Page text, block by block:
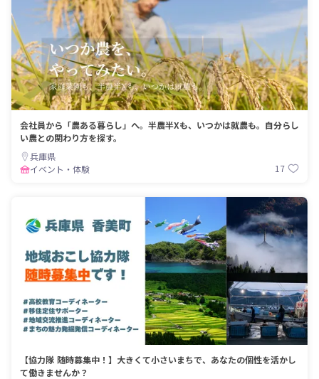
会社員から「農ある暮らし」へ。半農半Xも、いつかは就農も。自分らし
い農との関わり方を探す。
兵庫県
イベント・体験
17
【協力隊 随時募集中！】大きくて小さいまちで、あなたの個性を活かし
て働きませんか？